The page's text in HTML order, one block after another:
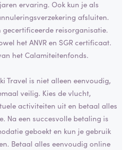
ervaring. Ook kun je als
afsluiten.
gecertificeerde reisorganisatie.
het ANVR en SGR certificaat.
het Calamiteitenfonds.
Travel is niet alleen eenvoudig,
veilig. Kies de vlucht,
activiteiten uit en betaal alles
Na een succesvolle betaling is
geboekt en kun je gebruik
Betaal alles eenvoudig online